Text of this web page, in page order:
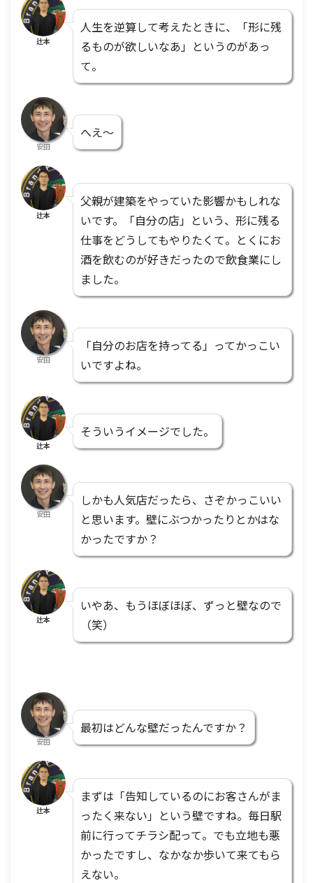
辻本
人生を逆算して考えたときに、「形に残
るものが欲しいなあ」というのがあっ
て。
安田
へえ〜
辻本
父親が建築をやっていた影響かもしれな
いです。「自分の店」という、形に残る
仕事をどうしてもやりたくて。とくにお
酒を飲むのが好きだったので飲食業にし
ました。
安田
「自分のお店を持ってる」ってかっこい
いですよね。
辻本
そういうイメージでした。
安田
しかも人気店だったら、さぞかっこいい
と思います。壁にぶつかったりとかはな
かったですか？
辻本
いやあ、もうほぼほぼ、ずっと壁なので
（笑）
安田
最初はどんな壁だったんですか？
辻本
まずは「告知しているのにお客さんがま
ったく来ない」という壁ですね。毎日駅
前に行ってチラシ配って。でも立地も悪
かったですし、なかなか歩いて来てもら
えない。